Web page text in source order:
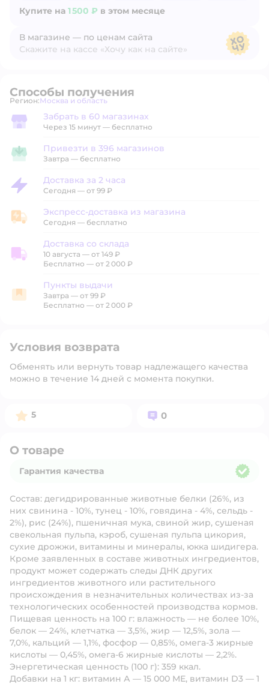
Купите на 1 500 ₽ в этом месяце
В магазине — по ценам сайта
Скажите на кассе «Хочу как на сайте»
Способы получения
Регион: Выбор адреса доставки.
Москва и область
Забрать в магазине
Забрать в 60 магазинах
Через 15 минут — бесплатно
Привезти в магазин
Привезти в 396 магазинов
Завтра — бесплатно
Доставка за 2 часа
Доставка за 2 часа
Сегодня — от 99 ₽
Экспресс-доставка из магазина
Экспресс-доставка из магазина
Сегодня — бесплатно
Доставка со склада
Доставка со склада
10 августа — от 149 ₽
Бесплатно — от 2 000 ₽
Пункты выдачи
Пункты выдачи
Завтра — от 99 ₽
Бесплатно — от 2 000 ₽
Условия возврата
Обменять или вернуть товар надлежащего качества
можно в течение 14 дней с момента покупки.
Рейтинг:
5 Вопросов:
0
О товаре
Гарантия качества
Состав: дегидрированные животные белки (26%, из
них свинина - 10%, тунец - 10%, говядина - 4%, сельдь -
2%), рис (24%), пшеничная мука, свиной жир, сушеная
свекольная пульпа, кэроб, сушеная пульпа цикория,
сухие дрожжи, витамины и минералы, юкка шидигера.
Кроме заявленных в составе животных ингредиентов,
продукт может содержать следы ДНК других
ингредиентов животного или растительного
происхождения в незначительных количествах из-за
технологических особенностей производства кормов.
Пищевая ценность на 100 г: влажность — не более 10%,
белок — 24%, клетчатка — 3,5%, жир — 12,5%, зола —
7,0%, кальций — 1,1%, фосфор — 0,85%, омега-3 жирные
кислоты — 0,45%, омега-6 жирные кислоты — 2,2%.
Энергетическая ценность (100 г): 359 ккал.
Добавки на 1 кг: витамин А — 15 000 МЕ, витамин D3 — 1